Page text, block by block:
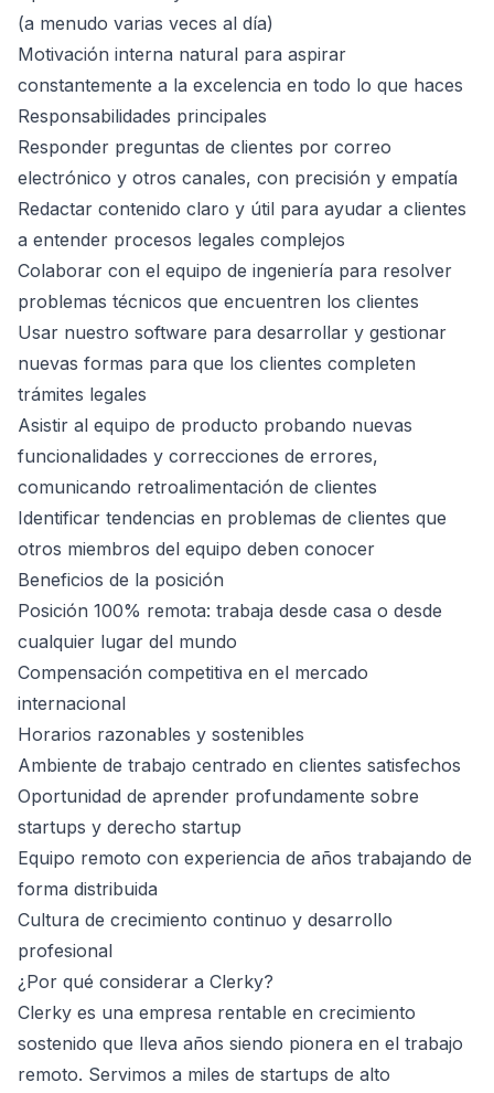
(a menudo varias veces al día)
Motivación interna natural para aspirar
constantemente a la excelencia en todo lo que haces
Responsabilidades principales
Responder preguntas de clientes por correo
electrónico y otros canales, con precisión y empatía
Redactar contenido claro y útil para ayudar a clientes
a entender procesos legales complejos
Colaborar con el equipo de ingeniería para resolver
problemas técnicos que encuentren los clientes
Usar nuestro software para desarrollar y gestionar
nuevas formas para que los clientes completen
trámites legales
Asistir al equipo de producto probando nuevas
funcionalidades y correcciones de errores,
comunicando retroalimentación de clientes
Identificar tendencias en problemas de clientes que
otros miembros del equipo deben conocer
Beneficios de la posición
Posición 100% remota: trabaja desde casa o desde
cualquier lugar del mundo
Compensación competitiva en el mercado
internacional
Horarios razonables y sostenibles
Ambiente de trabajo centrado en clientes satisfechos
Oportunidad de aprender profundamente sobre
startups y derecho startup
Equipo remoto con experiencia de años trabajando de
forma distribuida
Cultura de crecimiento continuo y desarrollo
profesional
¿Por qué considerar a Clerky?
Clerky es una empresa rentable en crecimiento
sostenido que lleva años siendo pionera en el trabajo
remoto. Servimos a miles de startups de alto